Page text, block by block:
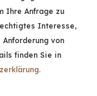
Ihre Anfrage zu
Interesse,
von
finden Sie in